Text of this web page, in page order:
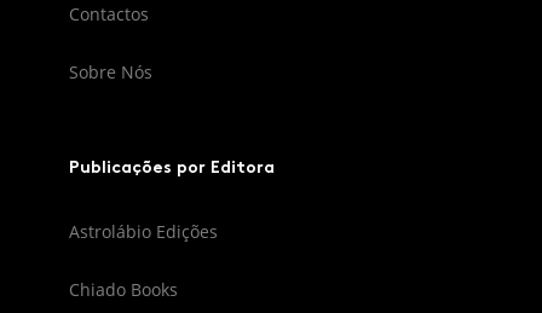
Contactos
Sobre Nós
Publicações por Editora
Astrolábio Edições
Chiado Books